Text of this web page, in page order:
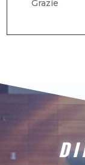
Grazie